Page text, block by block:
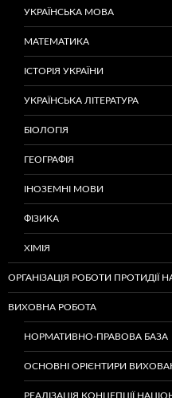
УКРАЇНСЬКА МОВА
МАТЕМАТИКА
ІСТОРІЯ УКРАЇНИ
УКРАЇНСЬКА ЛІТЕРАТУРА
БІОЛОГІЯ
ГЕОГРАФІЯ
ІНОЗЕМНІ МОВИ
ФІЗИКА
ХІМІЯ
ОРГАНІЗАЦІЯ РОБОТИ ПРОТИДІЇ
ВИХОВНА РОБОТА
НОРМАТИВНО-ПРАВОВА БАЗА
ОСНОВНІ ОРІЄНТИРИ
РЕАЛІЗАЦІЯ КОНЦЕПЦІЇ